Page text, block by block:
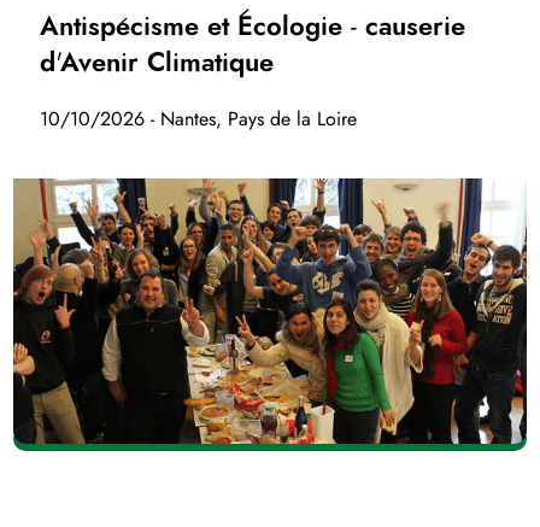
Antispécisme et Écologie - causerie
d'Avenir Climatique
10/10/2026 - Nantes, Pays de la Loire